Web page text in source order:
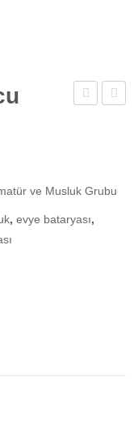
ve Musluk Grubu
, evye bataryası,